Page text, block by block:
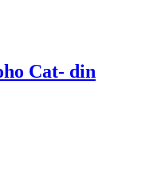
Cat- din